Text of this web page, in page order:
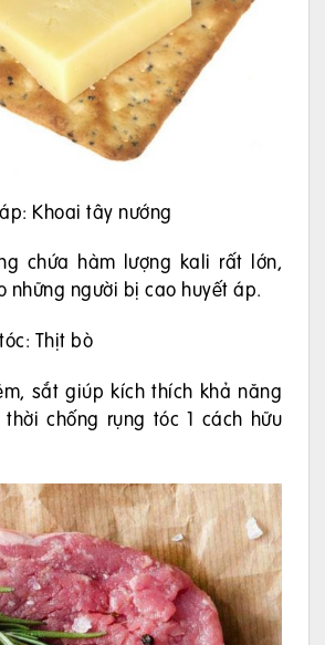
Khoai tây nướng
chứa hàm lượng kali rất lớn,
những người bị cao huyết áp.
Thịt bò
sắt giúp kích thích khả năng
chống rụng tóc 1 cách hữu